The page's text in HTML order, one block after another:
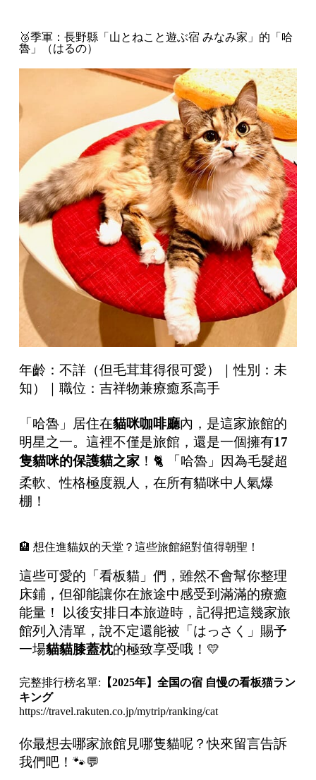
🥉季軍：長野縣「山とねこと遊ぶ宿 みなみ家」的「哈
魯」（はるの）
年齡：不詳（但毛茸茸得很可愛）｜性別：未
知）｜職位：吉祥物兼療癒系高手
「哈魯」居住在貓咪咖啡廳內，是這家旅館的
明星之一。這裡不僅是旅館，還是一個擁有17
隻貓咪的保護貓之家！🐈 「哈魯」因為毛髮超
柔軟、性格極度親人，在所有貓咪中人氣爆
棚！
🏨 想住進貓奴的天堂？這些旅館絕對值得朝聖！
這些可愛的「看板貓」們，雖然不會幫你整理
床鋪，但卻能讓你在旅途中感受到滿滿的療癒
能量！ 以後安排日本旅遊時，記得把這幾家旅
館列入清單，說不定還能被「はっさく」賜予
一場貓貓膝蓋枕的極致享受哦！💛
完整排行榜名單: 【2025年】全国の宿 自慢の看板猫ラン
キング
https://travel.rakuten.co.jp/mytrip/ranking/cat
你最想去哪家旅館見哪隻貓呢？快來留言告訴
我們吧！🐾💬